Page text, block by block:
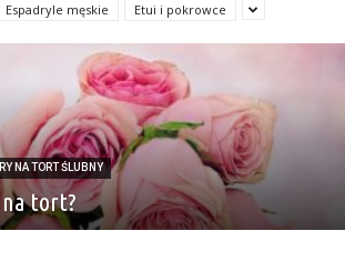
Espadryle męskie Etui i pokrowce
NA TORT ŚLUBNY
na tort?